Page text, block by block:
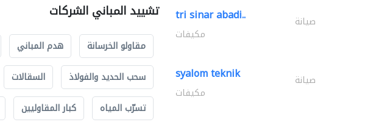
تشييد المباني الشركات
مقاولو الخرسانة هدم المباني
سحب الحديد والفولاذ
السقالات
تسرّب المياه
كبار المقاوليين
tri sinar abadi.. صيانة
مكيفات
syalom teknik صيانة
مكيفات